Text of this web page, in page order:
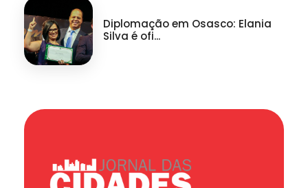
Diplomação em Osasco: Elania
Silva é ofi...